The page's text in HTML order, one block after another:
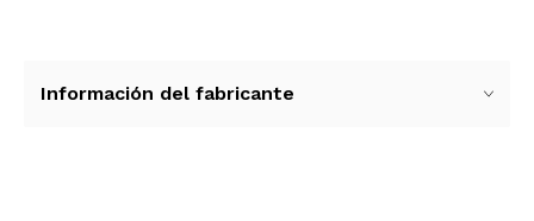
salvo de rayaduras y golpes cuando no los estés
Información del fabricante